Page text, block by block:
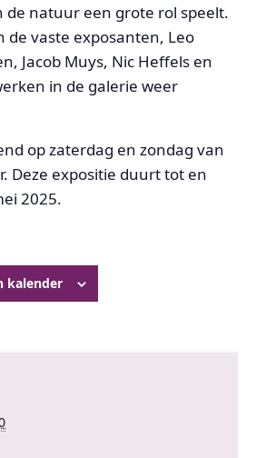
de natuur een grote rol speelt.
de vaste exposanten, Leo
Jacob Muys, Nic Heffels en
in de galerie weer
op zaterdag en zondag van
Deze expositie duurt tot en
2025.
kalender